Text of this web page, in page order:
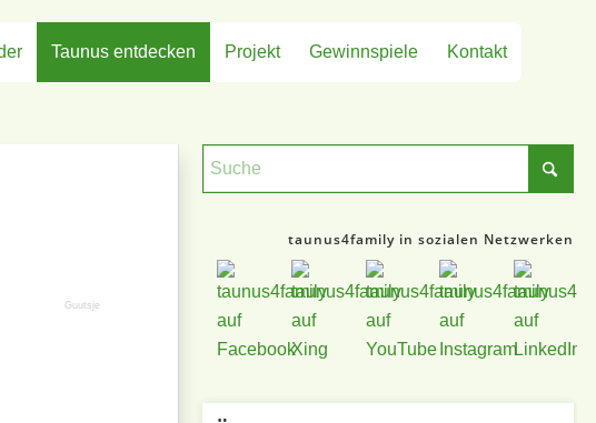
Taunus entdecken Projekt Gewinnspiele Kontakt
Guutsje
taunus4family in sozialen Netzwerken